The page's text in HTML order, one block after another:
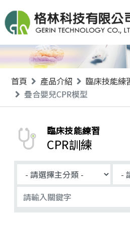
首頁 產品介紹 臨床技能練
疊合嬰兒CPR模型
臨床技能練習
CPR訓練